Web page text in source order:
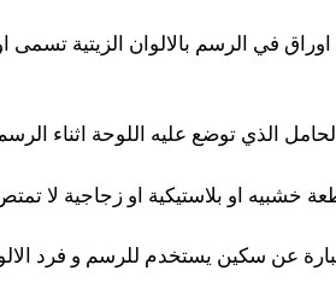
في الرسم بالالوان الزيتية تسمى
الذي توضع عليه اللوحة اثناء
خشبيه او بلاستيكية او زجاجية لا
عن سكين يستخدم للرسم و فرد